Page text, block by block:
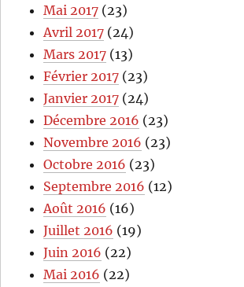
Mai 2017 (23)
Avril 2017 (24)
Mars 2017 (13)
Février 2017 (23)
Janvier 2017 (24)
Décembre 2016 (23)
Novembre 2016 (23)
Octobre 2016 (23)
Septembre 2016 (12)
Août 2016 (16)
Juillet 2016 (19)
Juin 2016 (22)
Mai 2016 (22)